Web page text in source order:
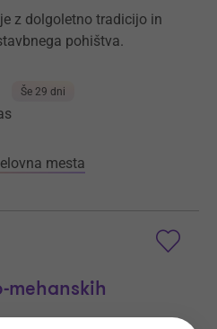
z dolgoletno tradicijo in
pohištva.
Še 29 dni
mesta